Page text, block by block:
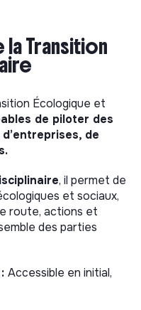
la Transition
Écologique et
de piloter des
de
, il permet de
et sociaux,
route, actions et
des parties
Accessible en initial,